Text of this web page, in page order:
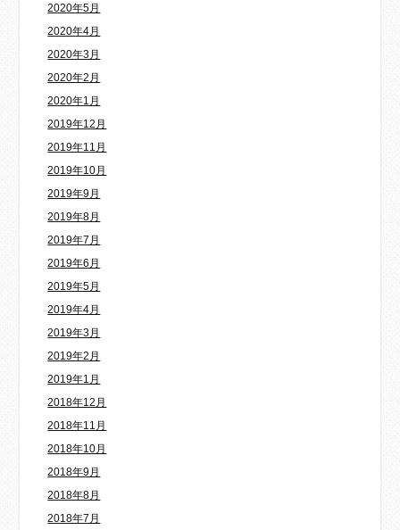
2020年5月
2020年4月
2020年3月
2020年2月
2020年1月
2019年12月
2019年11月
2019年10月
2019年9月
2019年8月
2019年7月
2019年6月
2019年5月
2019年4月
2019年3月
2019年2月
2019年1月
2018年12月
2018年11月
2018年10月
2018年9月
2018年8月
2018年7月